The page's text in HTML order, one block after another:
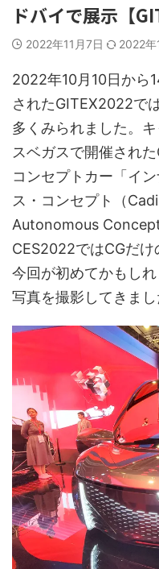
ドバイで展示【
2022年11月7日 2022年
2022年10月10日から
されたGITEX2022で
多くみられました。
スベガスで開催され
コンセプトカー「イ
ス・コンセプト（
Autonomous Concept
CES2022ではCGだ
今回が初めてかもし
写真を撮影してきまし